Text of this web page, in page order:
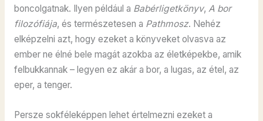
boncolgatnak. Ilyen például a Babérligetkönyv, A bor
filozófiája, és természetesen a Pathmosz. Nehéz
elképzelni azt, hogy ezeket a könyveket olvasva az
ember ne élné bele magát azokba az életképekbe, amik
felbukkannak – legyen ez akár a bor, a lugas, az étel, az
eper, a tenger.
Persze sokféleképpen lehet értelmezni ezeket a